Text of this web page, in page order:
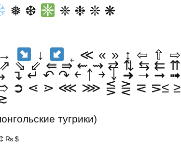
❅ ❆ ❈ ❉ ❊ ❋
→ ↓ ˿ ≪ « » ↨ ⇦ ⇧ ⇨
⇘ ⇙ ⇚ ⇛ ⇜ ⇝ ⇄ ⇅ ⇆ ⇇ ⇈
↴ ↵ ↶ ↷ ￩ ￪ ￫ ￬ ➜ ➝ ➞ ➟
➲ ⋖ ⋗ ⋘ ⋙ ⋚ ⋛ ⋜ ⋝≤ ≥
тугрики)
₨ $